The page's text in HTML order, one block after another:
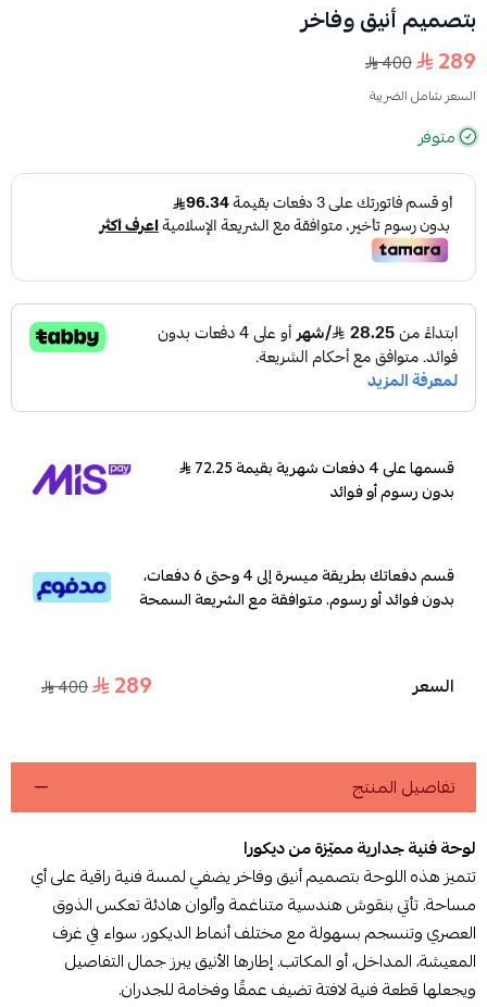
بتصميم أنيق وفاخر
289
400
السعر شامل الضريبة
متوفر
قسمها على 4 دفعات شهرية بقيمة 72.25
بدون رسوم أو فوائد
قسم دفعاتك بطريقة ميسرة إلى 4 وحتى 6 دفعات،
بدون فوائد أو رسوم. متوافقة مع الشريعة السمحة
السعر 289
400
تفاصيل المنتج
لوحة فنية جدارية مميّزة من ديكورا
تتميز هذه اللوحة بتصميم أنيق وفاخر يضفي لمسة فنية راقية على أي
مساحة. تأتي بنقوش هندسية متناغمة وألوان هادئة تعكس الذوق
العصري وتنسجم بسهولة مع مختلف أنماط الديكور، سواء في غرف
المعيشة، المداخل، أو المكاتب. إطارها الأنيق يبرز جمال التفاصيل
ويجعلها قطعة فنية لافتة تضيف عمقًا وفخامة للجدران.